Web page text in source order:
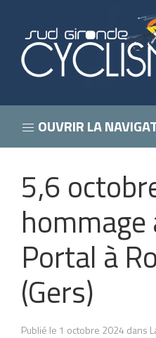
OUVRIR LA
5,6
hommage
Portal à
(Gers)
Publié le 1 octobre 2024 dans